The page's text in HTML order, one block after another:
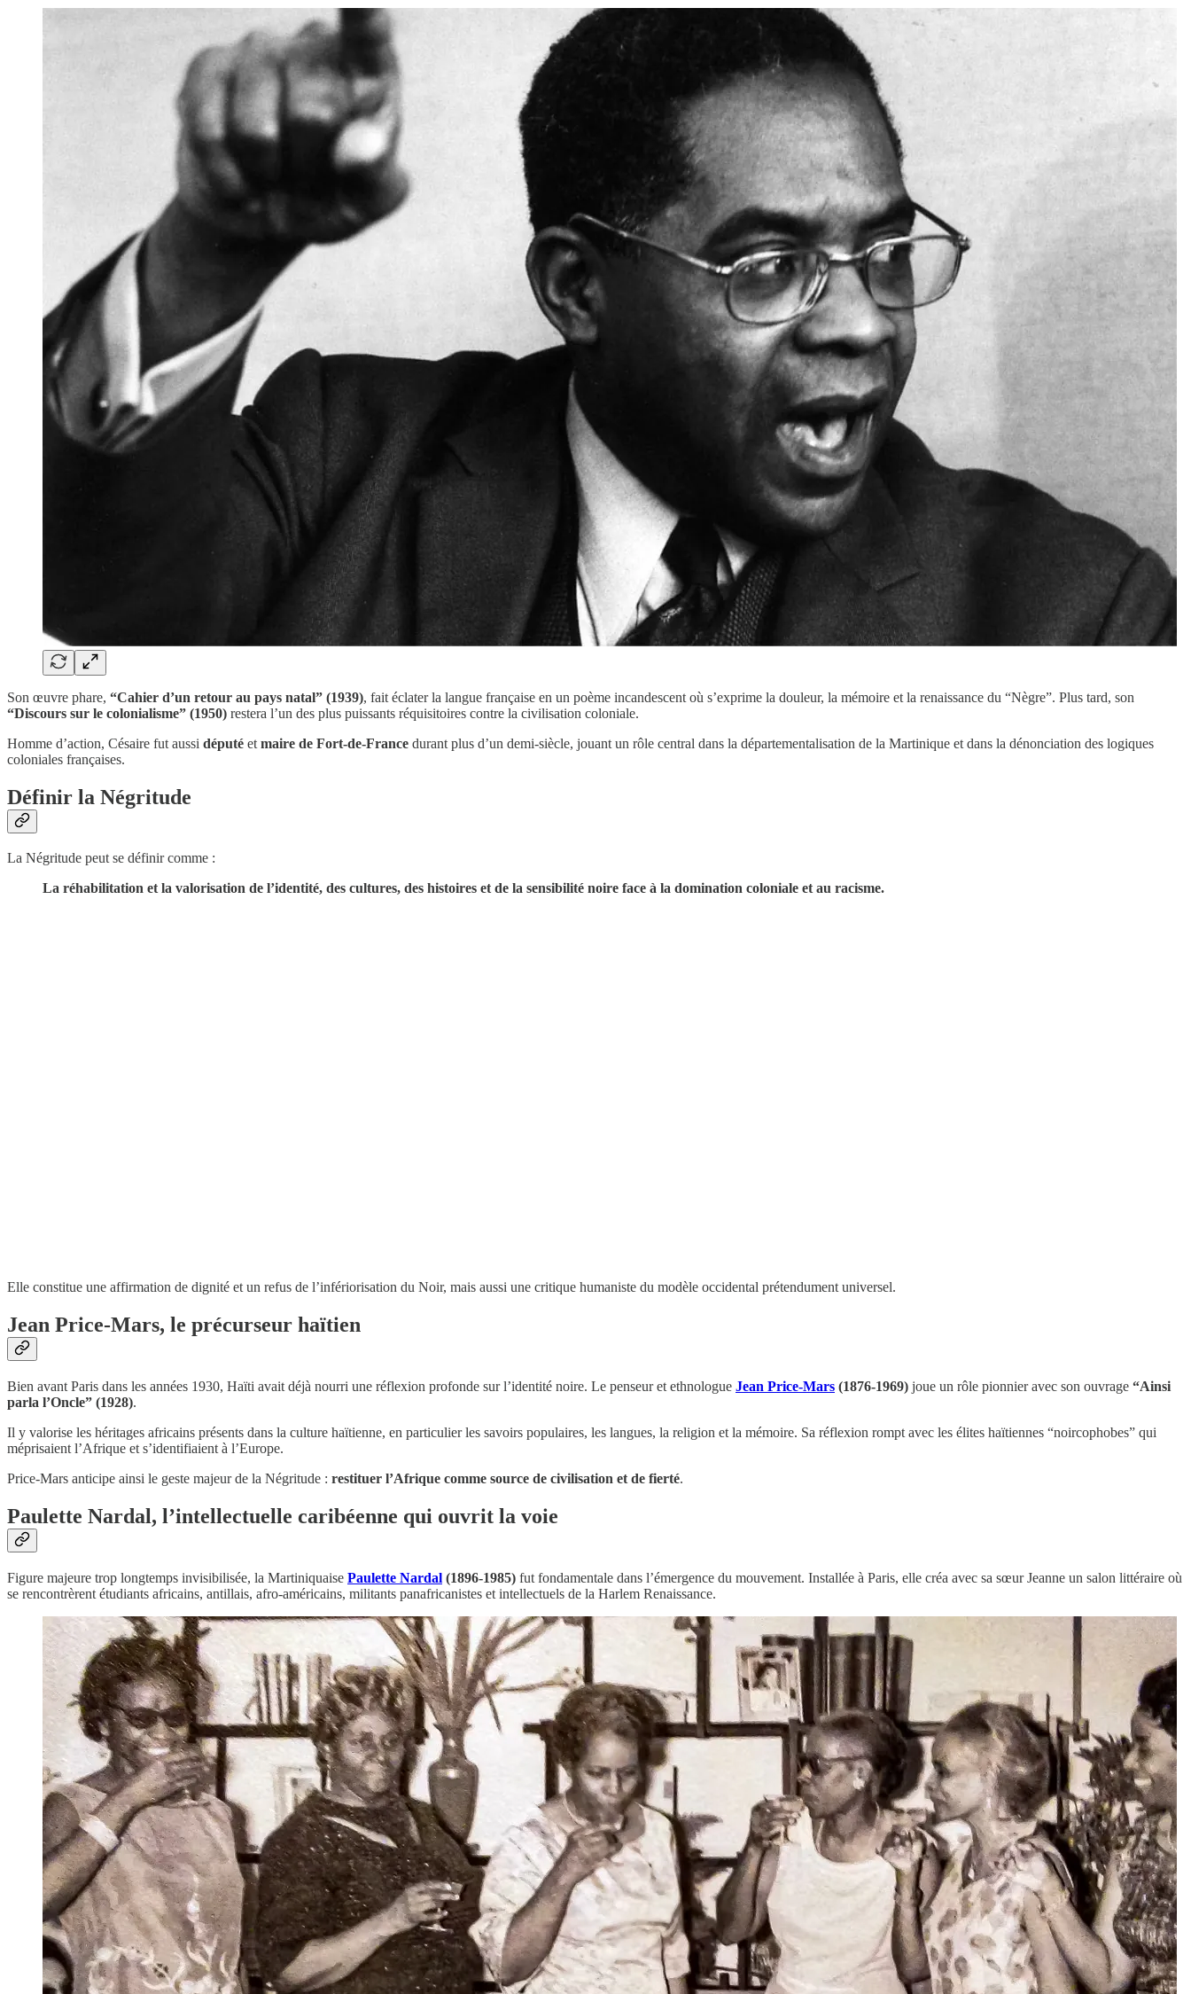
Son œuvre phare, “Cahier d’un retour au pays natal” (1939), fait éclater la langue française en un poème incandescent où s’exprime la douleur, la mémoire et la renaissance du “Nègre”. Plus tard, son
“Discours sur le colonialisme” (1950) restera l’un des plus puissants réquisitoires contre la civilisation coloniale.
Homme d’action, Césaire fut aussi député et maire de Fort-de-France durant plus d’un demi-siècle, jouant un rôle central dans la départementalisation de la Martinique et dans la dénonciation des logiques
coloniales françaises.
Définir la Négritude
La Négritude peut se définir comme :
La réhabilitation et la valorisation de l’identité, des cultures, des histoires et de la sensibilité noire face à la domination coloniale et au racisme.
Elle constitue une affirmation de dignité et un refus de l’infériorisation du Noir, mais aussi une critique humaniste du modèle occidental prétendument universel.
Jean Price-Mars, le précurseur haïtien
Bien avant Paris dans les années 1930, Haïti avait déjà nourri une réflexion profonde sur l’identité noire. Le penseur et ethnologue Jean Price-Mars (1876-1969) joue un rôle pionnier avec son ouvrage “Ainsi
parla l’Oncle” (1928).
Il y valorise les héritages africains présents dans la culture haïtienne, en particulier les savoirs populaires, les langues, la religion et la mémoire. Sa réflexion rompt avec les élites haïtiennes “noircophobes” qui
méprisaient l’Afrique et s’identifiaient à l’Europe.
Price-Mars anticipe ainsi le geste majeur de la Négritude : restituer l’Afrique comme source de civilisation et de fierté.
Paulette Nardal, l’intellectuelle caribéenne qui ouvrit la voie
Figure majeure trop longtemps invisibilisée, la Martiniquaise Paulette Nardal (1896-1985) fut fondamentale dans l’émergence du mouvement. Installée à Paris, elle créa avec sa sœur Jeanne un salon littéraire où
se rencontrèrent étudiants africains, antillais, afro-américains, militants panafricanistes et intellectuels de la Harlem Renaissance.